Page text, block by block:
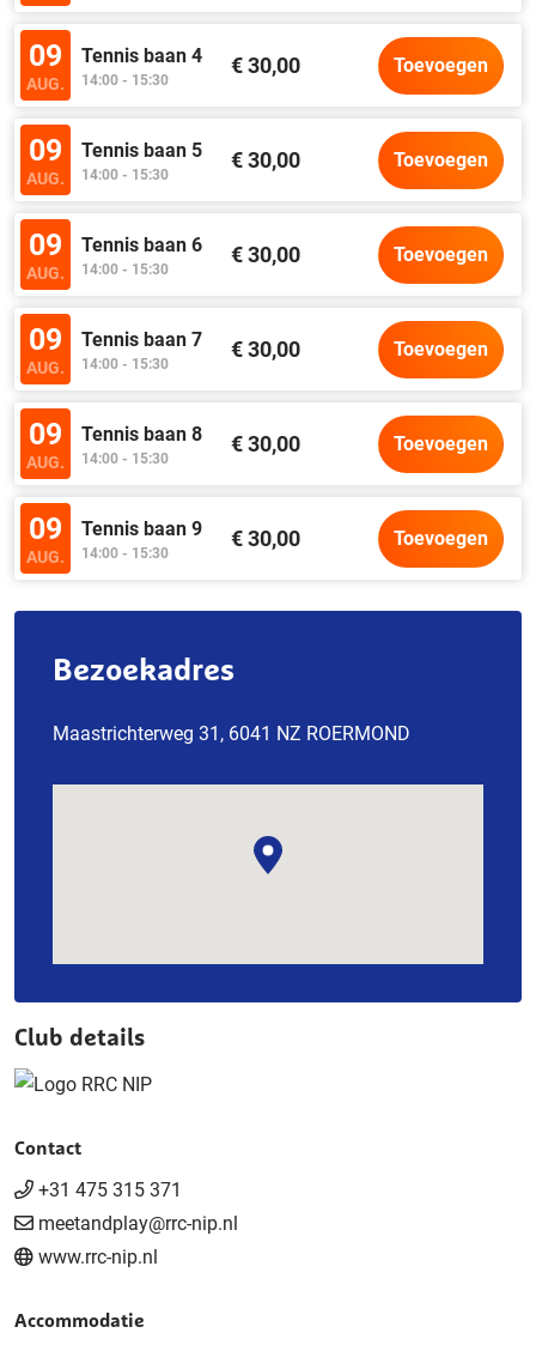
09
AUG.
Tennis baan 4
14:00 - 15:30
€ 30,00 Toevoegen
09
AUG.
Tennis baan 5
14:00 - 15:30
€ 30,00 Toevoegen
09
AUG.
Tennis baan 6
14:00 - 15:30
€ 30,00 Toevoegen
09
AUG.
Tennis baan 7
14:00 - 15:30
€ 30,00 Toevoegen
09
AUG.
Tennis baan 8
14:00 - 15:30
€ 30,00 Toevoegen
09
AUG.
Tennis baan 9
14:00 - 15:30
€ 30,00 Toevoegen
Bezoekadres
Maastrichterweg 31, 6041 NZ ROERMOND
Club details
Contact
+31 475 315 371
meetandplay@rrc-nip.nl
www.rrc-nip.nl
Accommodatie